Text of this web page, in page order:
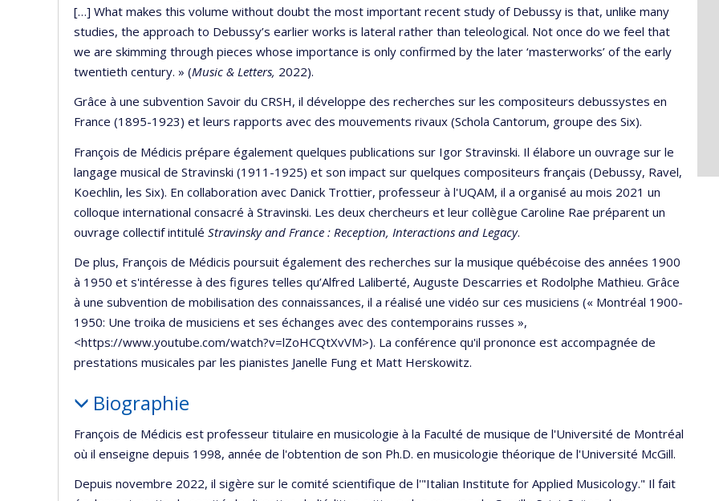
[…] What makes this volume without doubt the most important recent study of Debussy is that, unlike many
studies, the approach to Debussy’s earlier works is lateral rather than teleological. Not once do we feel that
we are skimming through pieces whose importance is only confirmed by the later ‘masterworks’ of the early
twentieth century. » (Music & Letters, 2022).
Grâce à une subvention Savoir du CRSH, il développe des recherches sur les compositeurs debussystes en
France (1895-1923) et leurs rapports avec des mouvements rivaux (Schola Cantorum, groupe des Six).
François de Médicis prépare également quelques publications sur Igor Stravinski. Il élabore un ouvrage sur le
langage musical de Stravinski (1911-1925) et son impact sur quelques compositeurs français (Debussy, Ravel,
Koechlin, les Six). En collaboration avec Danick Trottier, professeur à l'UQAM, il a organisé au mois 2021 un
colloque international consacré à Stravinski. Les deux chercheurs et leur collègue Caroline Rae préparent un
ouvrage collectif intitulé Stravinsky and France : Reception, Interactions and Legacy.
De plus, François de Médicis poursuit également des recherches sur la musique québécoise des années 1900
à 1950 et s'intéresse à des figures telles qu’Alfred Laliberté, Auguste Descarries et Rodolphe Mathieu. Grâce
à une subvention de mobilisation des connaissances, il a réalisé une vidéo sur ces musiciens (« Montréal 1900-
1950: Une troika de musiciens et ses échanges avec des contemporains russes »,
<https://www.youtube.com/watch?v=lZoHCQtXvVM>). La conférence qu'il prononce est accompagnée de
prestations musicales par les pianistes Janelle Fung et Matt Herskowitz.
Biographie
François de Médicis est professeur titulaire en musicologie à la Faculté de musique de l'Université de Montréal
où il enseigne depuis 1998, année de l'obtention de son Ph.D. en musicologie théorique de l'Université McGill.
Depuis novembre 2022, il sigère sur le comité scientifique de l'"Italian Institute for Applied Musicology." Il fait